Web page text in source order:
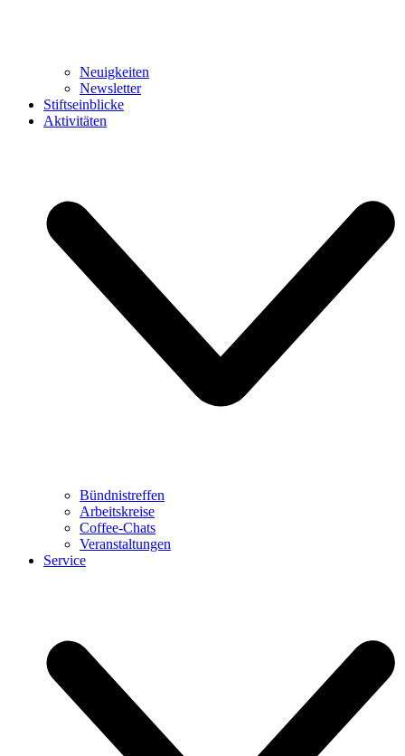
Neuigkeiten
Newsletter
Stiftseinblicke
Aktivitäten
Bündnistreffen
Arbeitskreise
Coffee-Chats
Veranstaltungen
Service